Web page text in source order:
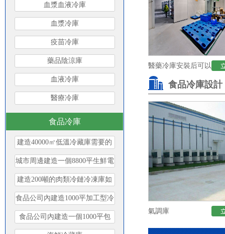
血漿血液冷庫
血漿冷庫
疫苗冷庫
藥品陰涼庫
血液冷庫
醫療冷庫
食品冷庫
建造40000㎡低溫冷藏庫需要的
費用是多少？
城市周邊建造一個8800平生鮮電
商冷庫設計安裝費用？
建造200噸的肉類冷鏈冷凍庫如
何做好規劃設計？
食品公司內建造1000平加工型冷
庫大概費用是多少？
食品公司內建造一個1000平包
子、水餃速凍冷庫費用是多少？
醫藥冷庫安裝后可以
存放什么物品
食品冷庫設計
氣調庫